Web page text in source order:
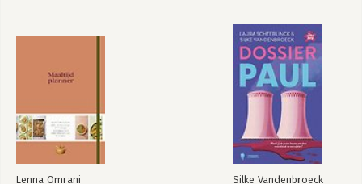
Lenna Omrani Silke Vandenbroeck